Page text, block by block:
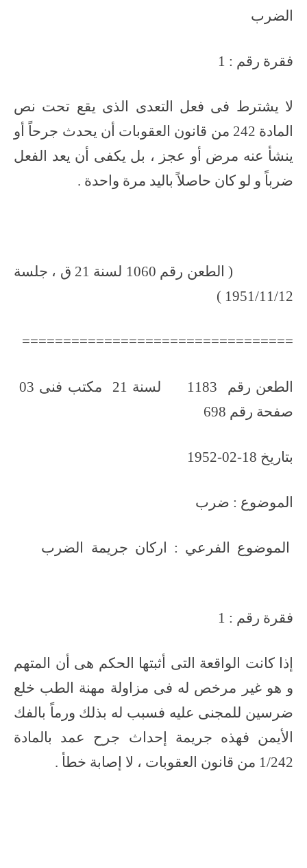
الضرب
فقرة رقم : 1
لا يشترط فى فعل التعدى الذى يقع تحت نص
المادة 242 من قانون العقوبات أن يحدث جرحاً أو
ينشأ عنه مرض أو عجز ، بل يكفى أن يعد الفعل
ضرباً و لو كان حاصلاً باليد مرة واحدة .
( الطعن رقم 1060 لسنة 21 ق ، جلسة
1951/11/12 )
=================================
صفحة رقم 698
بتاريخ 18-02-1952
الموضوع : ضرب
الموضوع الفرعي : اركان جريمة الضرب
فقرة رقم : 1
إذا كانت الواقعة التى أثبتها الحكم هى أن المتهم
و هو غير مرخص له فى مزاولة مهنة الطب خلع
ضرسين للمجنى عليه فسبب له بذلك ورماً بالفك
الأيمن فهذه جريمة إحداث جرح عمد بالمادة
1/242 من قانون العقوبات ، لا إصابة خطأ .